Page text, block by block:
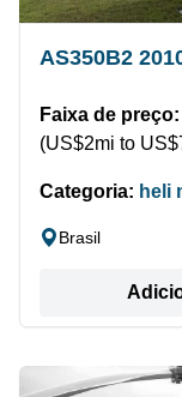
AS350B2
Faixa de preço:
(US$2mi to
Categoria: heli
Brasil